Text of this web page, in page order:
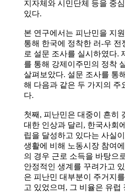
지자체와 시민단체 등을 중
있다.
본 연구에서는 피난민을 지
통해 한국에 정착한 러-우 전
로 설문 조사를 실시하였다.
를 통해 강제이주민의 정착
살펴보았다. 설문 조사를 통
해 다음과 같은 두 가지의 주
다.
첫째, 피난민은 대중이 흔히
대한 인상과 달리, 한국사회
립을 달성하고 있다는 사실
생활에 비해 노동시장 참여
의 경우 근로 소득을 바탕으
안정적인 생계를 꾸려가고
은 피난민 대부분이 주거지
고 있었으며, 그 비율은 유럽